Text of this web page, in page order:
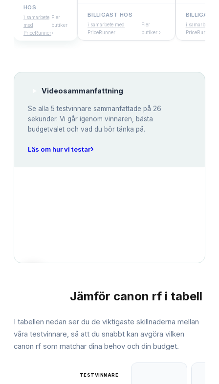
HOS
i samarbete
med
PriceRunner
Fler
butiker
›
BILLIGAST HOS
i samarbete med
PriceRunner
Fler
butiker ›
BILLIGAST
i samarbete
PriceRunner
Videosammanfattning
Se alla 5 testvinnare sammanfattade på 26
sekunder. Vi går igenom vinnaren, bästa
budgetvalet och vad du bör tänka på.
Läs om hur vi testar›
Jämför canon rf i tabell
I tabellen nedan ser du de viktigaste skillnaderna mellan
våra testvinnare, så att du snabbt kan avgöra vilken
canon rf som matchar dina behov och din budget.
TESTVINNARE